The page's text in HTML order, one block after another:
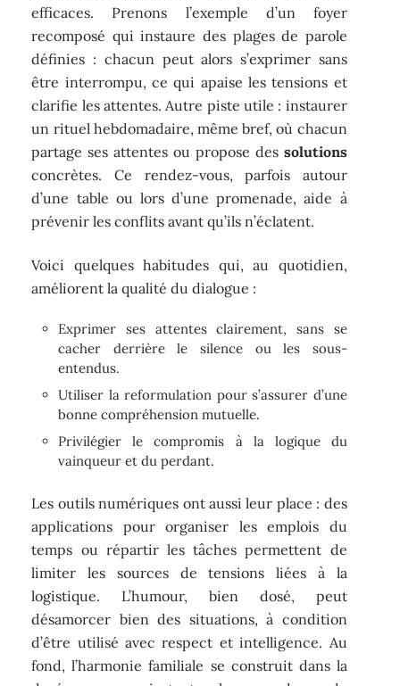
efficaces. Prenons l’exemple d’un foyer
recomposé qui instaure des plages de parole
définies : chacun peut alors s’exprimer sans
être interrompu, ce qui apaise les tensions et
clarifie les attentes. Autre piste utile : instaurer
un rituel hebdomadaire, même bref, où chacun
partage ses attentes ou propose des solutions
concrètes. Ce rendez-vous, parfois autour
d’une table ou lors d’une promenade, aide à
prévenir les conflits avant qu’ils n’éclatent.
Voici quelques habitudes qui, au quotidien,
améliorent la qualité du dialogue :
Exprimer ses attentes clairement, sans se
cacher derrière le silence ou les sous-
entendus.
Utiliser la reformulation pour s’assurer d’une
bonne compréhension mutuelle.
Privilégier le compromis à la logique du
vainqueur et du perdant.
Les outils numériques ont aussi leur place : des
applications pour organiser les emplois du
temps ou répartir les tâches permettent de
limiter les sources de tensions liées à la
logistique. L’humour, bien dosé, peut
désamorcer bien des situations, à condition
d’être utilisé avec respect et intelligence. Au
fond, l’harmonie familiale se construit dans la